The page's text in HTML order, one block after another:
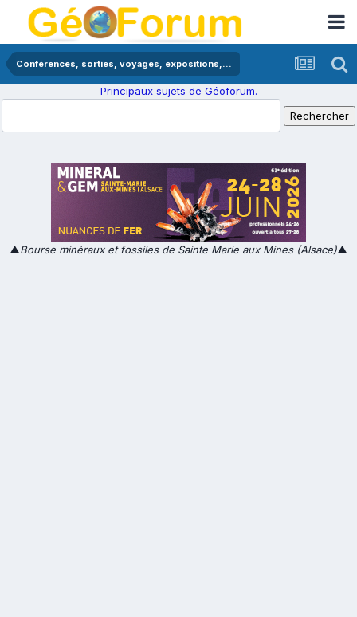
Conférences, sorties, voyages, expositions,...
Principaux sujets de Géoforum.
▲Bourse minéraux et fossiles de Sainte Marie aux Mines (Alsace)▲